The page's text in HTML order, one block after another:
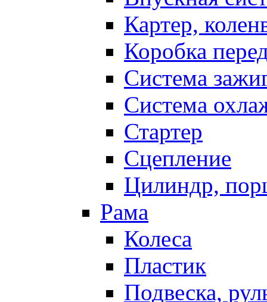
Картер,
Коробка
Система
Система
Стартер
Сцепление
Цилиндр,
Рама
Колеса
Пластик
Подвеска,